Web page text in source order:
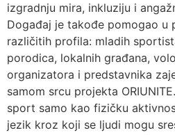
izgradnju mira, inkluziju i
Događaj je takođe pomogao u
različitih profila: mladih
porodica, lokalnih građana,
organizatora i predstavnika
samom srcu projekta
sport samo kao fizičku
jezik kroz koji se ljudi mogu